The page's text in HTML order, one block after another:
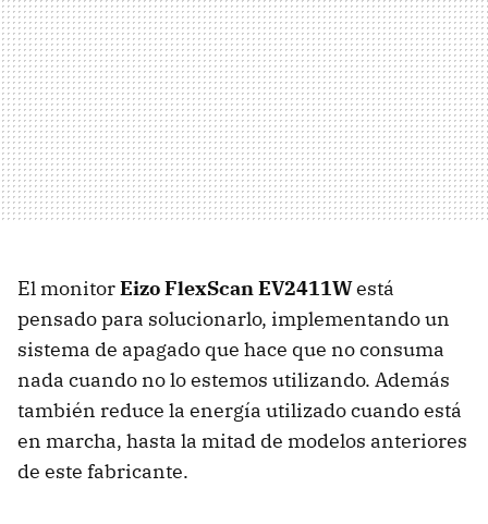
El monitorEizo FlexScan EV2411Westá
pensado para solucionarlo, implementando un
sistema de apagado que hace que no consuma
nada cuando no lo estemos utilizando. Además
también reduce la energía utilizado cuando está
en marcha, hasta la mitad de modelos anteriores
de este fabricante.